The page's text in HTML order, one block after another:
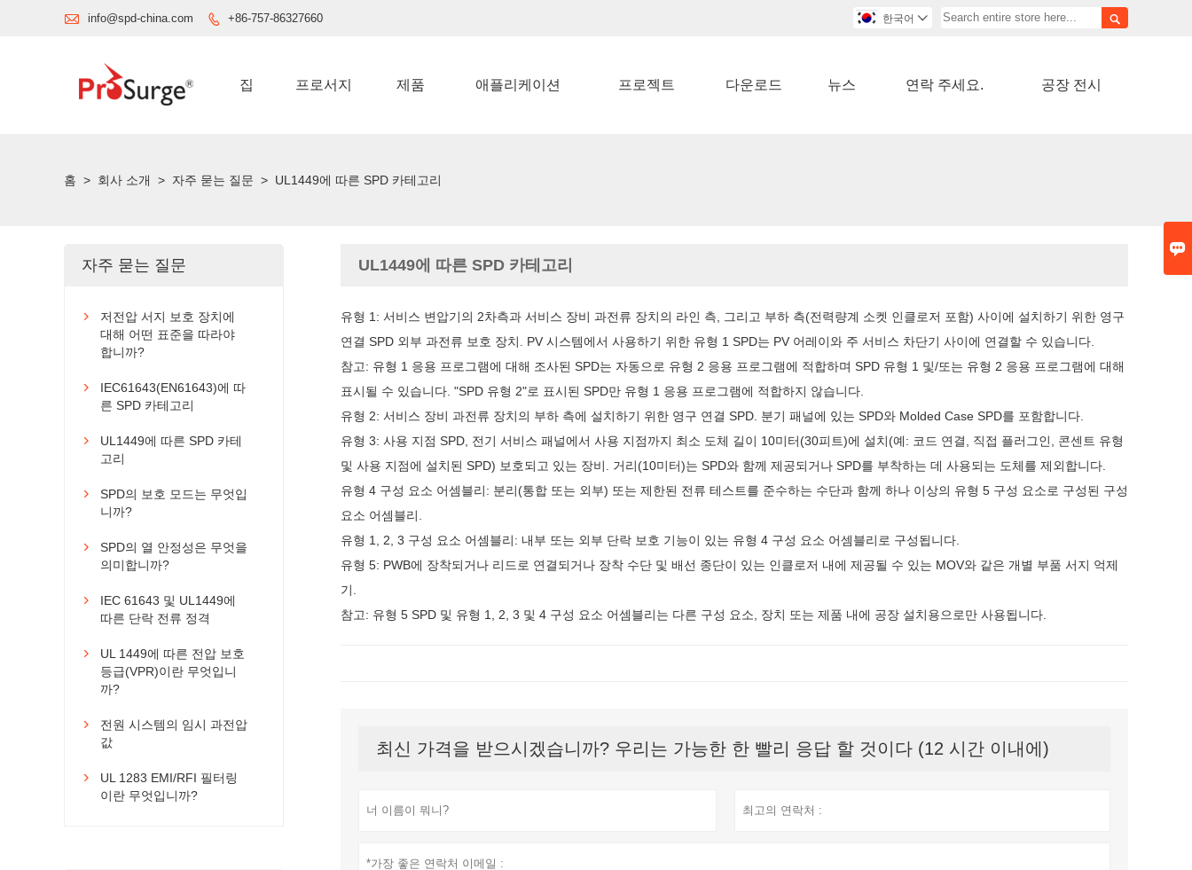

 info@spd-china.com  +86-757-86327660 
한국어 
집 프로서지 제품 애플리케이션 프로젝트 다운로드 뉴스 연락 주세요. 공장 전시
홈 > 회사 소개 > 자주 묻는 질문 > UL1449에 따른 SPD 카테고리
UL1449에 따른 SPD 카테고리
유형 1: 서비스 변압기의 2차측과 서비스 장비 과전류 장치의 라인 측, 그리고 부하 측(전력량계 소켓 인클로저 포함) 사이에 설치하기 위한 영구
연결 SPD 외부 과전류 보호 장치. PV 시스템에서 사용하기 위한 유형 1 SPD는 PV 어레이와 주 서비스 차단기 사이에 연결할 수 있습니다.
참고: 유형 1 응용 프로그램에 대해 조사된 SPD는 자동으로 유형 2 응용 프로그램에 적합하며 SPD 유형 1 및/또는 유형 2 응용 프로그램에 대해
표시될 수 있습니다. "SPD 유형 2"로 표시된 SPD만 유형 1 응용 프로그램에 적합하지 않습니다.
유형 2: 서비스 장비 과전류 장치의 부하 측에 설치하기 위한 영구 연결 SPD. 분기 패널에 있는 SPD와 Molded Case SPD를 포함합니다.
유형 3: 사용 지점 SPD, 전기 서비스 패널에서 사용 지점까지 최소 도체 길이 10미터(30피트)에 설치(예: 코드 연결, 직접 플러그인, 콘센트 유형
및 사용 지점에 설치된 SPD) 보호되고 있는 장비. 거리(10미터)는 SPD와 함께 제공되거나 SPD를 부착하는 데 사용되는 도체를 제외합니다.
유형 4 구성 요소 어셈블리: 분리(통합 또는 외부) 또는 제한된 전류 테스트를 준수하는 수단과 함께 하나 이상의 유형 5 구성 요소로 구성된 구성
요소 어셈블리.
유형 1, 2, 3 구성 요소 어셈블리: 내부 또는 외부 단락 보호 기능이 있는 유형 4 구성 요소 어셈블리로 구성됩니다.
유형 5: PWB에 장착되거나 리드로 연결되거나 장착 수단 및 배선 종단이 있는 인클로저 내에 제공될 수 있는 MOV와 같은 개별 부품 서지 억제
기.
참고: 유형 5 SPD 및 유형 1, 2, 3 및 4 구성 요소 어셈블리는 다른 구성 요소, 장치 또는 제품 내에 공장 설치용으로만 사용됩니다.
최신 가격을 받으시겠습니까? 우리는 가능한 한 빨리 응답 할 것이다 (12 시간 이내에)
자주 묻는 질문

저전압 서지 보호 장치에
대해 어떤 표준을 따라야
합니까?

IEC61643(EN61643)에 따
른 SPD 카테고리

UL1449에 따른 SPD 카테
고리

SPD의 보호 모드는 무엇입
니까?

SPD의 열 안정성은 무엇을
의미합니까?

IEC 61643 및 UL1449에
따른 단락 전류 정격

UL 1449에 따른 전압 보호
등급(VPR)이란 무엇입니
까?

전원 시스템의 임시 과전압
값

UL 1283 EMI/RFI 필터링
이란 무엇입니까?